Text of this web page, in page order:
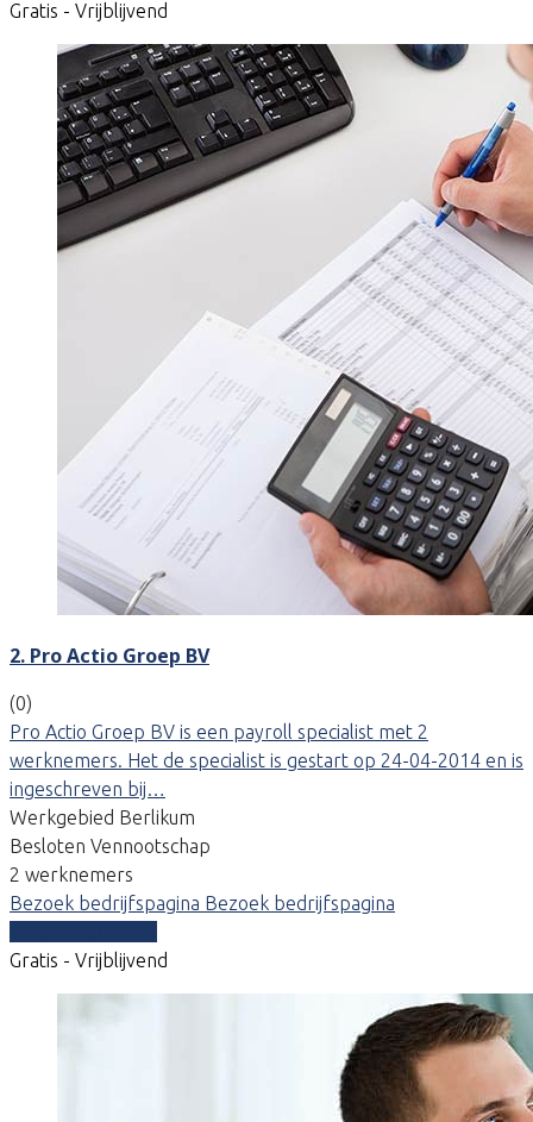
Gratis - Vrijblijvend
2. Pro Actio Groep BV
(0)
Pro Actio Groep BV is een payroll specialist met 2
werknemers. Het de specialist is gestart op 24-04-2014 en is
ingeschreven bij…
Werkgebied Berlikum
Besloten Vennootschap
2 werknemers
Bezoek bedrijfspagina Bezoek bedrijfspagina
Gratis - Vrijblijvend